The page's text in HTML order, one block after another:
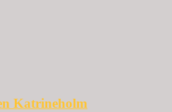
Katrineholm